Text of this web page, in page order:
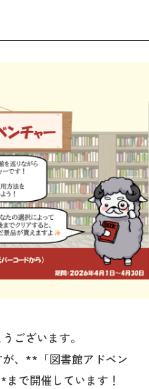
ございます。
、**「図書館アドベン
で開催しています！